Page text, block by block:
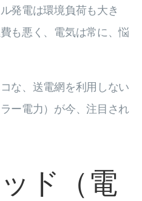
発電は環境負荷も大き
も悪く、電気は常に、悩
な、送電網を利用しない
ー電力）が今、注目され
ド（電